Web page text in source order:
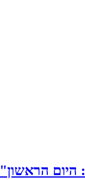
היום הראשון"